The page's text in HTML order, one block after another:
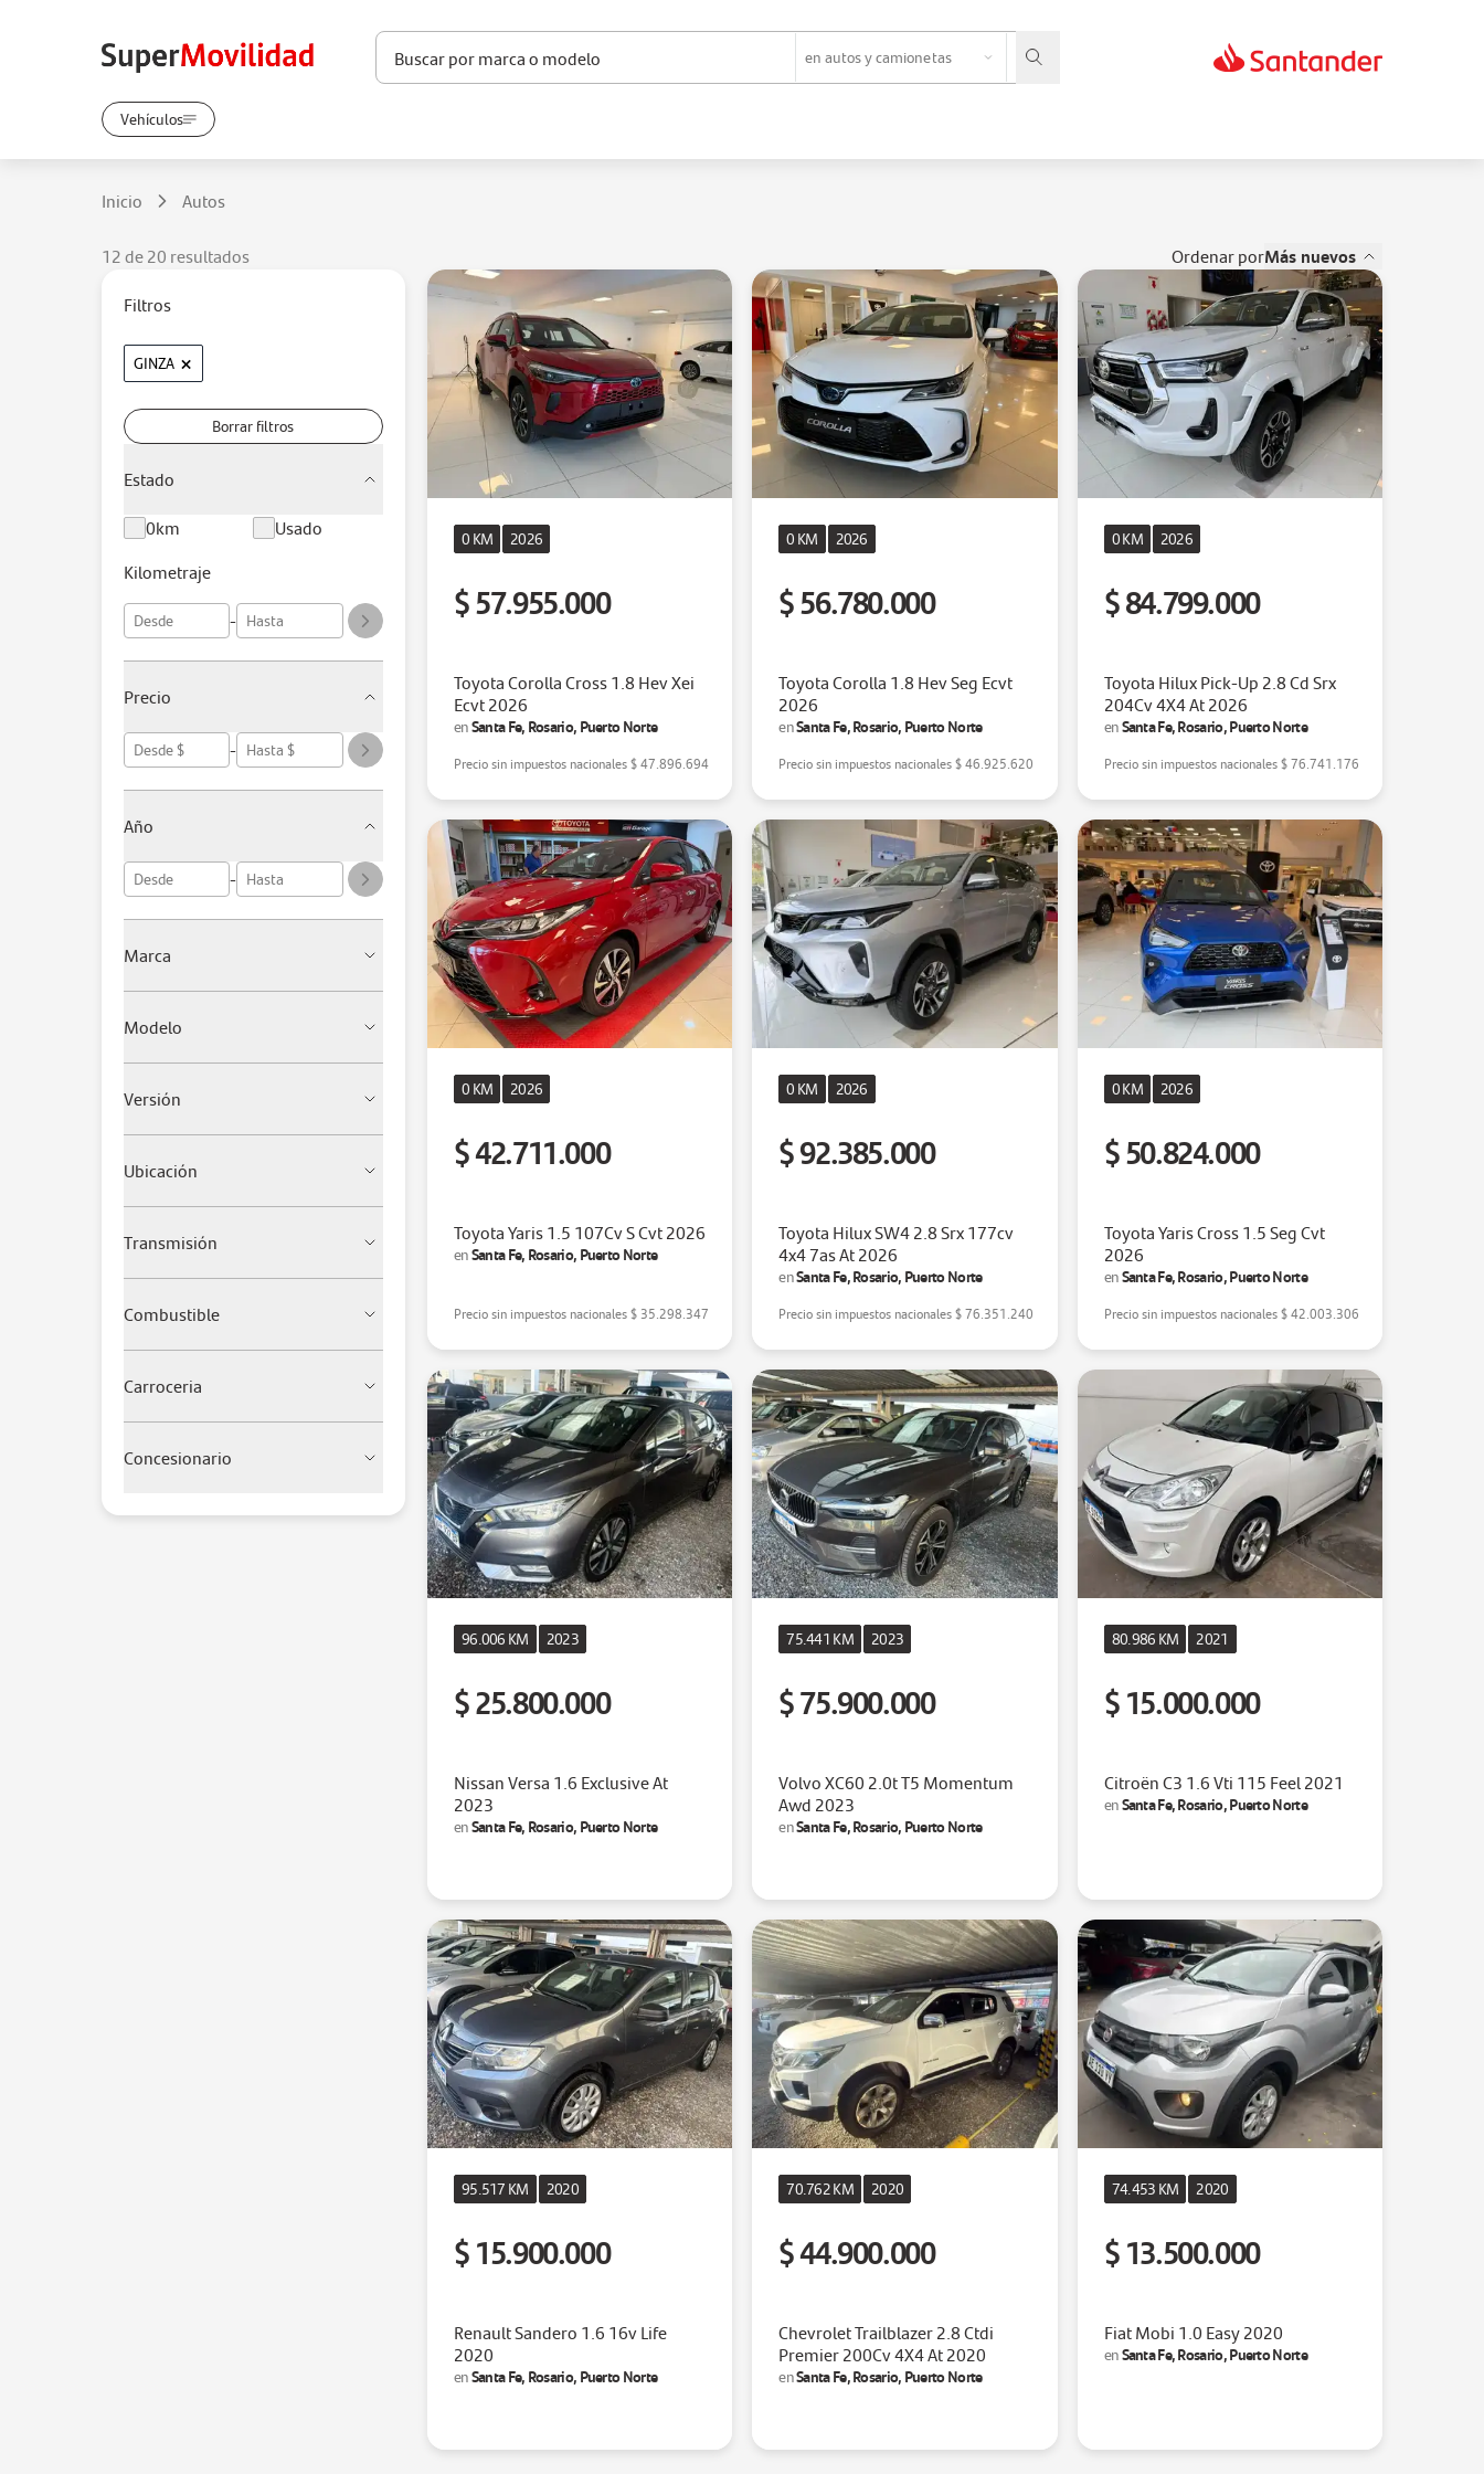
enautos y camionetas
Vehículos
Inicio Autos
12 de 20 resultados ordenar porMás nuevos
Filtros
GINZA ×
Borrar filtros
Estado
0km
Usado
Kilometraje
-
Precio
-
Año
-
Marca
Modelo
Versión
Ubicación
Transmisión
Combustible
Carroceria
Concesionario
0 KM 2026
$ 57.955.000
Toyota Corolla Cross 1.8 Hev Xei
Ecvt 2026
enSanta Fe, Rosario, Puerto Norte
Precio sin impuestos nacionales$ 47.896.694
0 KM 2026
$ 56.780.000
Toyota Corolla 1.8 Hev Seg Ecvt
2026
enSanta Fe, Rosario, Puerto Norte
Precio sin impuestos nacionales$ 46.925.620
0 KM 2026
$ 84.799.000
Toyota Hilux Pick-Up 2.8 Cd Srx
204Cv 4X4 At 2026
enSanta Fe, Rosario, Puerto Norte
Precio sin impuestos nacionales$ 76.741.176
0 KM 2026
$ 42.711.000
Toyota Yaris 1.5 107Cv S Cvt 2026
enSanta Fe, Rosario, Puerto Norte
Precio sin impuestos nacionales$ 35.298.347
0 KM 2026
$ 92.385.000
Toyota Hilux SW4 2.8 Srx 177cv
4x4 7as At 2026
enSanta Fe, Rosario, Puerto Norte
Precio sin impuestos nacionales$ 76.351.240
0 KM 2026
$ 50.824.000
Toyota Yaris Cross 1.5 Seg Cvt
2026
enSanta Fe, Rosario, Puerto Norte
Precio sin impuestos nacionales$ 42.003.306
96.006 KM 2023
$ 25.800.000
Nissan Versa 1.6 Exclusive At
2023
enSanta Fe, Rosario, Puerto Norte
75.441 KM 2023
$ 75.900.000
Volvo XC60 2.0t T5 Momentum
Awd 2023
enSanta Fe, Rosario, Puerto Norte
80.986 KM 2021
$ 15.000.000
Citroën C3 1.6 Vti 115 Feel 2021
enSanta Fe, Rosario, Puerto Norte
95.517 KM 2020
$ 15.900.000
Renault Sandero 1.6 16v Life
2020
enSanta Fe, Rosario, Puerto Norte
70.762 KM 2020
$ 44.900.000
Chevrolet Trailblazer 2.8 Ctdi
Premier 200Cv 4X4 At 2020
enSanta Fe, Rosario, Puerto Norte
74.453 KM 2020
$ 13.500.000
Fiat Mobi 1.0 Easy 2020
enSanta Fe, Rosario, Puerto Norte